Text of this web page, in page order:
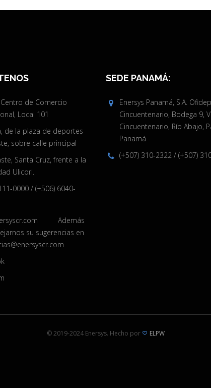
de Comercio
Local 101
de la plaza de deportes
sobre calle principal
Santa Cruz, frente a la
Ulicori.
0000/ (+506) 6040-
Además
su sugerencias en
SEDE PANAMÁ:
Enersys Panamá, S.A.
Cincuentenario, Bodega 9,
Cincuentenario, Río Abajo,
Panamá
(+507) 310-2322 / (+507)
© 2019-2024 Enersys. Hecho por ELPW